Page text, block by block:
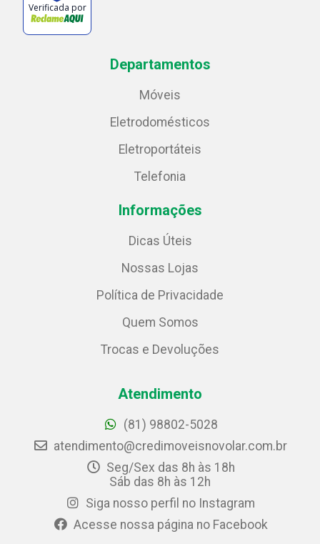
Verificada por
Departamentos
Móveis
Eletrodomésticos
Eletroportáteis
Telefonia
Informações
Dicas Úteis
Nossas Lojas
Política de Privacidade
Quem Somos
Trocas e Devoluções
Atendimento
(81) 98802-5028
atendimento@credimoveisnovolar.com.br
Seg/Sex das 8h às 18h
Sáb das 8h às 12h
Siga nosso perfil no Instagram
Acesse nossa página no Facebook